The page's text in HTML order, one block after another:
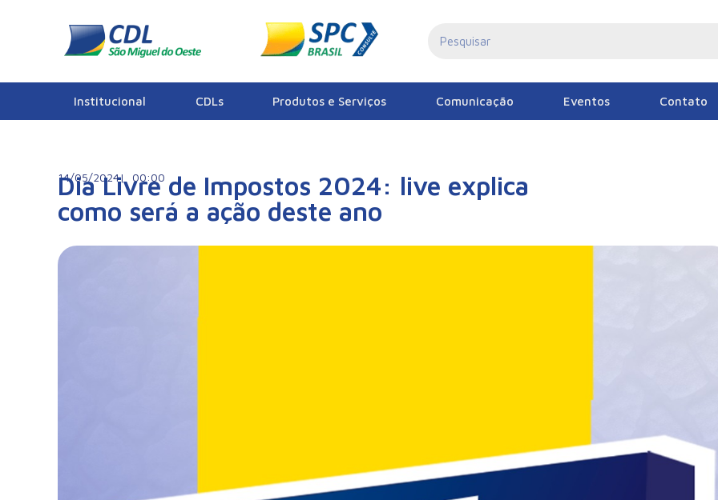
Institucional CDLs Produtos e Serviços Comunicação Eventos Contato
Notícias
14/05/2024| 00:00
Dia Livre de Impostos 2024: live explica
como será a ação deste ano